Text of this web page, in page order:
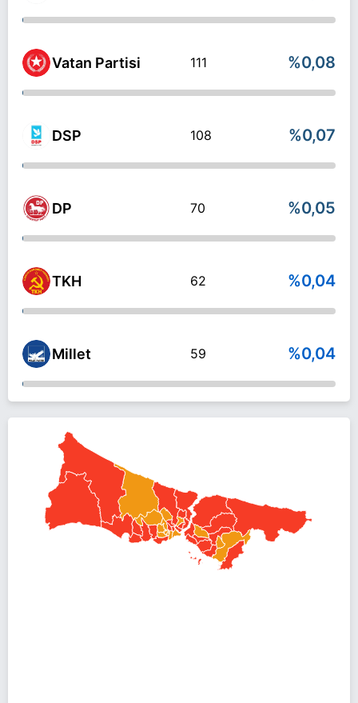
Vatan Partisi 111 %0,08
DSP 108 %0,07
DP 70 %0,05
TKH 62 %0,04
Millet 59 %0,04